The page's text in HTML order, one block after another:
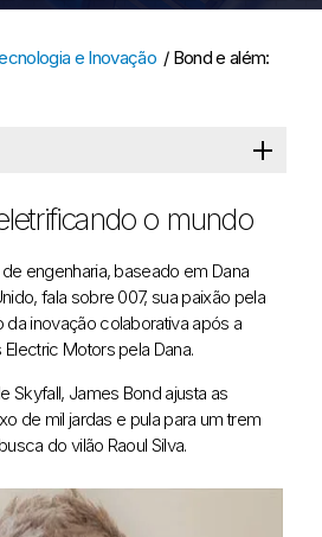
e Inovação / Bond e além:
o mundo
engenharia, baseado em Dana
fala sobre 007, sua paixão pela
da inovação colaborativa após a
Motors pela Dana.
Skyfall, James Bond ajusta as
de mil jardas e pula para um trem
do vilão Raoul Silva.